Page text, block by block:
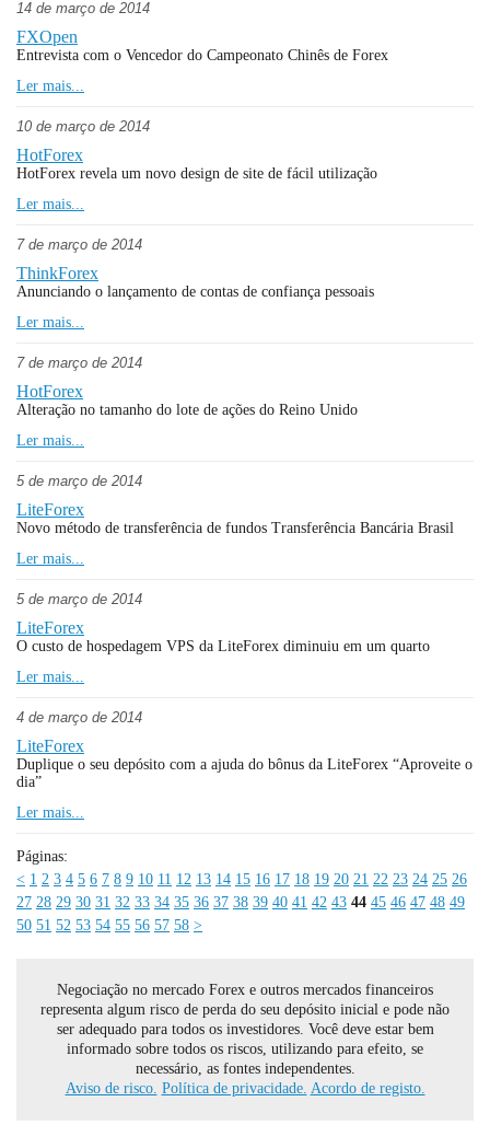
14 de março de 2014
FXOpen
Entrevista com o Vencedor do Campeonato Chinês de Forex
Ler mais...
10 de março de 2014
HotForex
HotForex revela um novo design de site de fácil utilização
Ler mais...
7 de março de 2014
ThinkForex
Anunciando o lançamento de contas de confiança pessoais
Ler mais...
7 de março de 2014
HotForex
Alteração no tamanho do lote de ações do Reino Unido
Ler mais...
5 de março de 2014
LiteForex
Novo método de transferência de fundos Transferência Bancária Brasil
Ler mais...
5 de março de 2014
LiteForex
O custo de hospedagem VPS da LiteForex diminuiu em um quarto
Ler mais...
4 de março de 2014
LiteForex
Duplique o seu depósito com a ajuda do bônus da LiteForex “Aproveite o
dia”
Ler mais...
Páginas:
< 1 2 3 4 5 6 7 8 9 10 11 12 13 14 15 16 17 18 19 20 21 22 23 24 25 26
27 28 29 30 31 32 33 34 35 36 37 38 39 40 41 42 43 44 45 46 47 48 49
50 51 52 53 54 55 56 57 58 >
Negociação no mercado Forex e outros mercados financeiros
representa algum risco de perda do seu depósito inicial e pode não
ser adequado para todos os investidores. Você deve estar bem
informado sobre todos os riscos, utilizando para efeito, se
necessário, as fontes independentes.
Aviso de risco. Política de privacidade. Acordo de registo.